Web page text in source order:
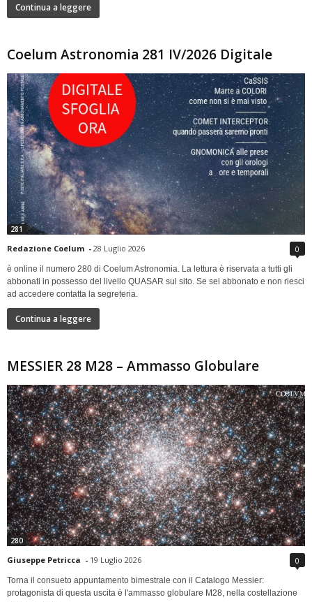
Continua a leggere
Coelum Astronomia 281 IV/2026 Digitale
281
Redazione Coelum - 28 Luglio 2026 0
è online il numero 280 di Coelum Astronomia. La lettura è riservata a tutti gli
abbonati in possesso del livello QUASAR sul sito. Se sei abbonato e non riesci
ad accedere contatta la segreteria.
Continua a leggere
MESSIER 28 M28 – Ammasso Globulare
280
Giuseppe Petricca - 19 Luglio 2026 0
Torna il consueto appuntamento bimestrale con il Catalogo Messier:
protagonista di questa uscita è l'ammasso globulare M28, nella costellazione